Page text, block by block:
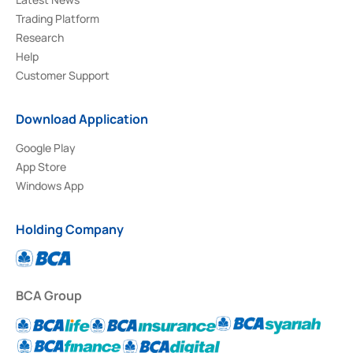
Trading Platform
Research
Help
Customer Support
Download Application
Google Play
App Store
Windows App
Holding Company
BCA Group